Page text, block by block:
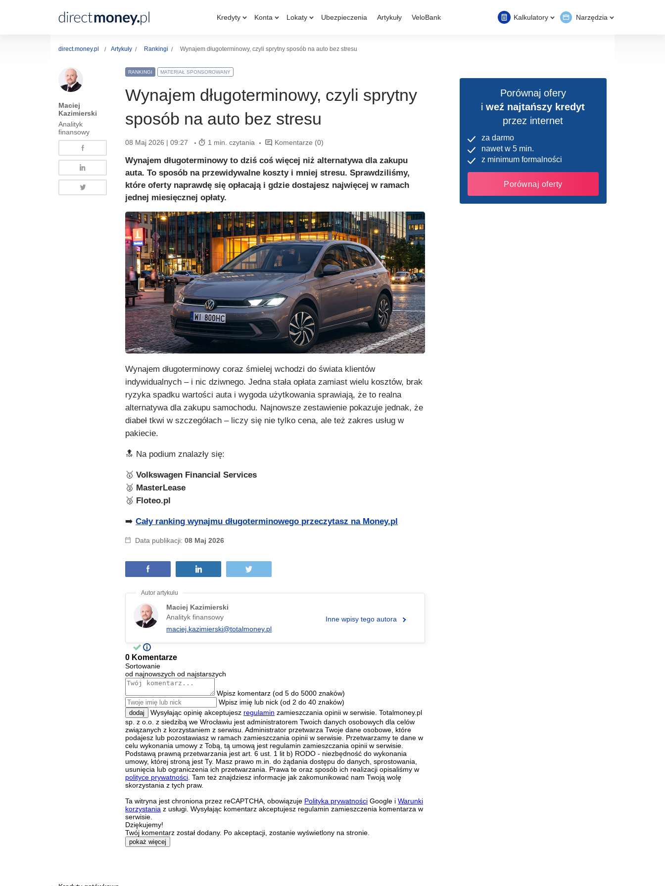
Kredyty Konta Lokaty Ubezpieczenia Artykuły VeloBank Kalkulatory Narzędzia
direct.money.pl Artykuły Rankingi Wynajem długoterminowy, czyli sprytny sposób na auto bez stresu
Maciej
Kazimierski
Analityk
finansowy
RANKINGI MATERIAŁ SPONSOROWANY
Wynajem długoterminowy, czyli sprytny
sposób na auto bez stresu
08 Maj 2026 | 09:27 1 min. czytania Komentarze (0)
Wynajem długoterminowy to dziś coś więcej niż alternatywa dla zakupu
auta. To sposób na przewidywalne koszty i mniej stresu. Sprawdziliśmy,
które oferty naprawdę się opłacają i gdzie dostajesz najwięcej w ramach
jednej miesięcznej opłaty.
Wynajem długoterminowy coraz śmielej wchodzi do świata klientów
indywidualnych – i nic dziwnego. Jedna stała opłata zamiast wielu kosztów, brak
ryzyka spadku wartości auta i wygoda użytkowania sprawiają, że to realna
alternatywa dla zakupu samochodu. Najnowsze zestawienie pokazuje jednak, że
diabeł tkwi w szczegółach – liczy się nie tylko cena, ale też zakres usług w
pakiecie.
🔝 Na podium znalazły się:
🥇Volkswagen Financial Services
🥈 MasterLease
🥉 Floteo.pl
➡️Cały ranking wynajmu długoterminowego przeczytasz na Money.pl
Data publikacji:08 Maj 2026
Maciej Kazimierski
Analityk finansowy
maciej.kazimierski@totalmoney.pl
Inne wpisy tego autora
0 Komentarze
Sortowanie
od najnowszych od najstarszych
Wpisz komentarz (od 5 do 5000 znaków)
Wpisz imię lub nick (od 2 do 40 znaków)
dodaj Wysyłając opinię akceptujesz regulamin zamieszczania opinii w serwisie. Totalmoney.pl
sp. z o.o. z siedzibą we Wrocławiu jest administratorem Twoich danych osobowych dla celów
związanych z korzystaniem z serwisu. Administrator przetwarza Twoje dane osobowe, które
podajesz lub pozostawiasz w ramach zamieszczania opinii w serwisie. Przetwarzamy te dane w
celu wykonania umowy z Tobą, tą umową jest regulamin zamieszczania opinii w serwisie.
Podstawą prawną przetwarzania jest art. 6 ust. 1 lit b) RODO - niezbędność do wykonania
umowy, której stroną jest Ty. Masz prawo m.in. do żądania dostępu do danych, sprostowania,
usunięcia lub ograniczenia ich przetwarzania. Prawa te oraz sposób ich realizacji opisaliśmy w
polityce prywatności . Tam też znajdziesz informacje jak zakomunikować nam Twoją wolę
skorzystania z tych praw.
Ta witryna jest chroniona przez reCAPTCHA, obowiązuje Polityka prywatności Google iWarunki
korzystania z usługi. Wysyłając komentarz akceptujesz regulamin zamieszczenia komentarza w
serwisie.
Dziękujemy!
Twój komentarz został dodany. Po akceptacji, zostanie wyświetlony na stronie.
pokaż więcej
Porównaj ofery
iweź najtańszy kredyt
przez internet
za darmo
nawet w 5 min.
z minimum formalności
Porównaj oferty